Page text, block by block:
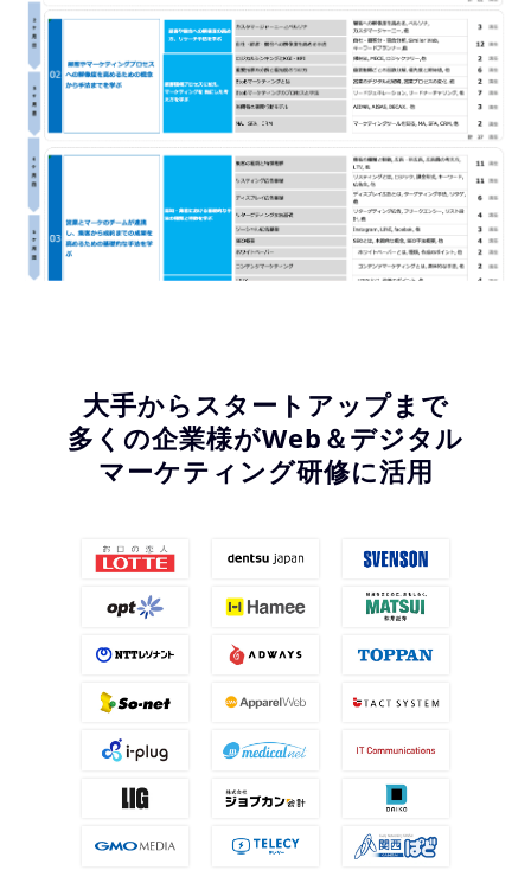
大手からスタートアップまで
多くの企業様がWeb＆デジタル
マーケティング研修に活用